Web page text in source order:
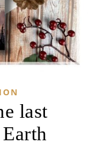
last